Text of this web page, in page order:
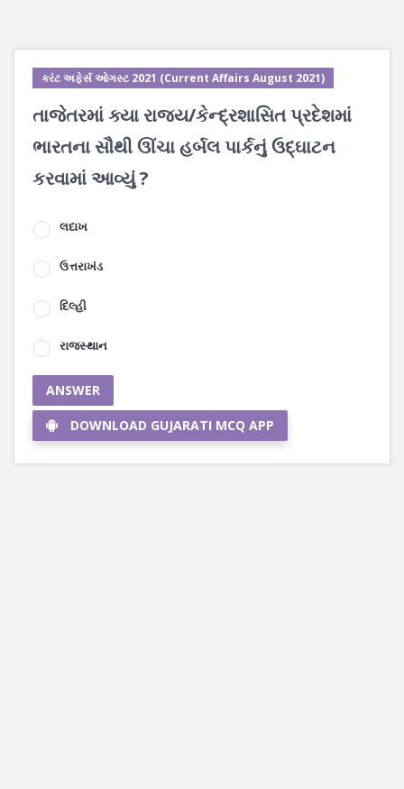
કરંટ અફેર્સ ઓગસ્ટ 2021 (Current Affairs August 2021)
તાજેતરમાં ક્યા રાજ્ય/કેન્દ્રશાસિત પ્રદેશમાં
ભારતના સૌથી ઊંચા હર્બલ પાર્કનું ઉદ્ઘાટન
કરવામાં આવ્યું ?
લદાખ
ઉત્તરાખંડ
દિલ્હી
રાજસ્થાન
ANSWER
DOWNLOAD GUJARATI MCQ APP